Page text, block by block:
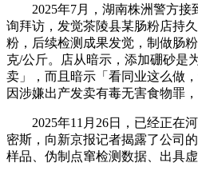
2025年7月，湖南株洲警方接
询拜访，发觉茶陵县某肠粉店持
粉，后续检测成果发觉，制做肠
克/公斤。店从暗示，添加硼砂是
卖」，而且暗示「看同业这么做
因涉嫌出产发卖有毒无害食物罪
2025年11月26日，已经正在河
密斯，向新京报记者揭露了公司
样品、伪制点窜检测数据、出具